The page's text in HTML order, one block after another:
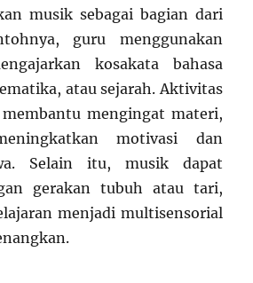
musik sebagai bagian dari
guru menggunakan
kosakata bahasa
atau sejarah. Aktivitas
mengingat materi,
motivasi dan
Selain itu, musik dapat
gerakan tubuh atau tari,
menjadi multisensorial